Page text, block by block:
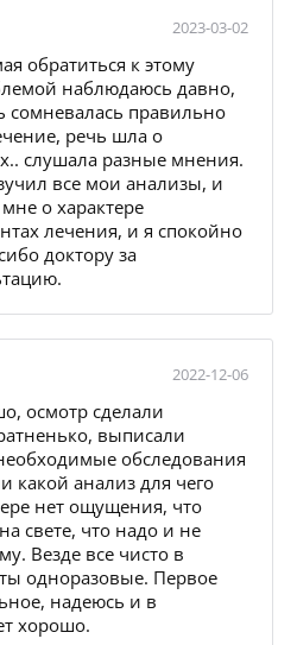
2023-03-02
обратиться к этому
наблюдаюсь давно,
сомневалась правильно
речь шла о
слушала разные мнения.
все мои анализы, и
о характере
лечения, и я спокойно
доктору за
2022-12-06
осмотр сделали
выписали
обследования
какой анализ для чего
нет ощущения, что
свете, что надо и не
Везде все чисто в
одноразовые. Первое
надеюсь и в
хорошо.